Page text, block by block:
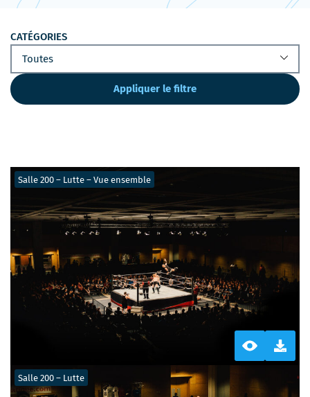
CATÉGORIES
Appliquer le filtre
Salle 200 – Lutte – Vue ensemble
Salle 200 – Lutte